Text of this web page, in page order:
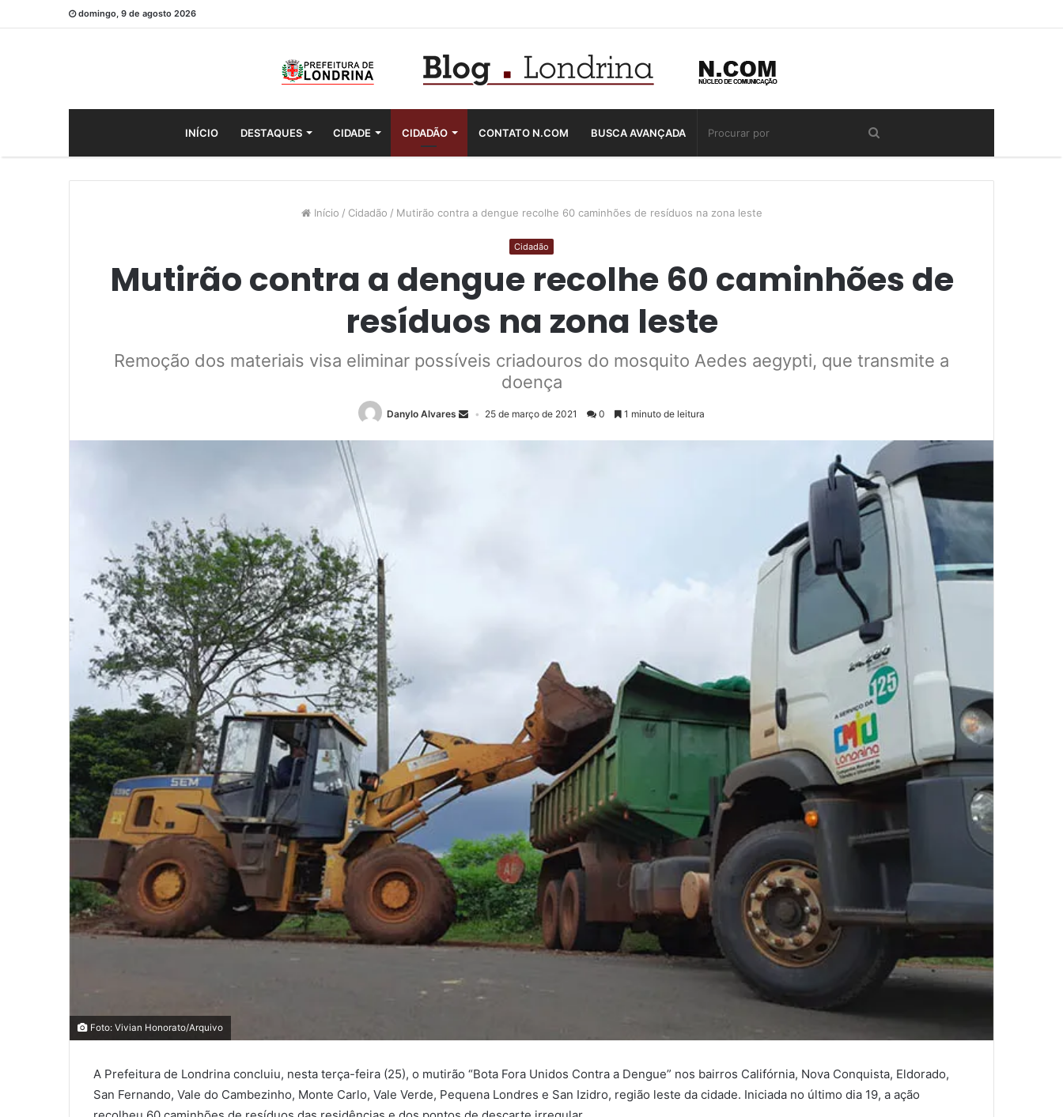
domingo, 9 de agosto 2026
INÍCIO DESTAQUES CIDADE CIDADÃO CONTATO N.COM BUSCA AVANÇADA
Início / Cidadão / Mutirão contra a dengue recolhe 60 caminhões de resíduos na zona leste
Cidadão
Mutirão contra a dengue recolhe 60 caminhões de
resíduos na zona leste
Remoção dos materiais visa eliminar possíveis criadouros do mosquito Aedes aegypti, que transmite a
doença
Danylo Alvares 25 de março de 2021 0 1 minuto de leitura
Foto: Vivian Honorato/Arquivo
A Prefeitura de Londrina concluiu, nesta terça-feira (25), o mutirão “Bota Fora Unidos Contra a Dengue” nos bairros Califórnia, Nova Conquista, Eldorado,
San Fernando, Vale do Cambezinho, Monte Carlo, Vale Verde, Pequena Londres e San Izidro, região leste da cidade. Iniciada no último dia 19, a ação